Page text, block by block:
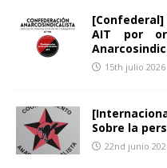
[Confederal]
AIT por
15th julio 2026
Sobre la
22nd junio